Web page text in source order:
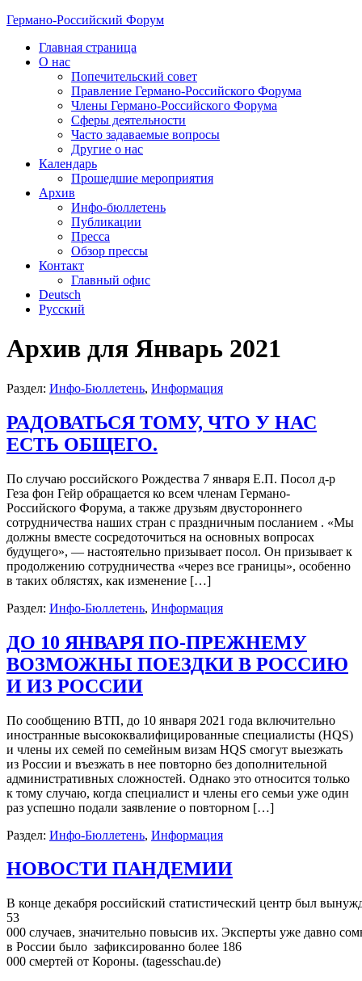
Германо-Российский Форум
Главная страница
О нас
Попечительский совет
Правление Германо-Российского Форума
Члены Германо-Российского Форума
Сферы деятельности
Часто задаваемые вопросы
Другие о нас
Календарь
Прошедшие мероприятия
Архив
Инфо-бюллетень
Публикации
Пресса
Обзор прессы
Контакт
Главный офис
Deutsch
Русский
Архив для Январь 2021
Раздел: Инфо-Бюллетень, Информация
РАДОВАТЬСЯ ТОМУ, ЧТО У НАС
ЕСТЬ ОБЩЕГО.
По случаю российского Рождества 7 января Е.П. Посол д-р
Геза фон Гейр обращается ко всем членам Германо-
Российского Форума, а также друзьям двустороннего
сотрудничества наших стран с праздничным посланием . «Мы
должны вместе сосредоточиться на основных вопросах
будущего», — настоятельно призывает посол. Он призывает к
продолжению сотрудничества «через все границы», особенно
в таких облястях, как изменение […]
Раздел: Инфо-Бюллетень, Информация
ДO 10 ЯНВАРЯ ПО-ПРЕЖНЕМУ
ВОЗМОЖНЫ ПОЕЗДКИ В РОССИЮ
И ИЗ РОССИИ
По сообщению ВТП, до 10 января 2021 года включительно
иностранные высококвалифицированные специалисты (HQS)
и члены их семей по семейным визам HQS смогут выезжать
из России и въезжать в нее повторно без дополнительной
административных сложностей. Однако это относится только
к тому случаю, когда специалист и члены его семьи уже один
раз успешно подали заявление о повторном […]
Раздел: Инфо-Бюллетень, Информация
НОВОСТИ ПАНДЕМИИ
В конце декабря российский статистический центр был
53
000 случаев, значительно повысив их. Эксперты уже давно
в России было зафиксированно более 186
000 смертей от Короны. (tagesschau.de)